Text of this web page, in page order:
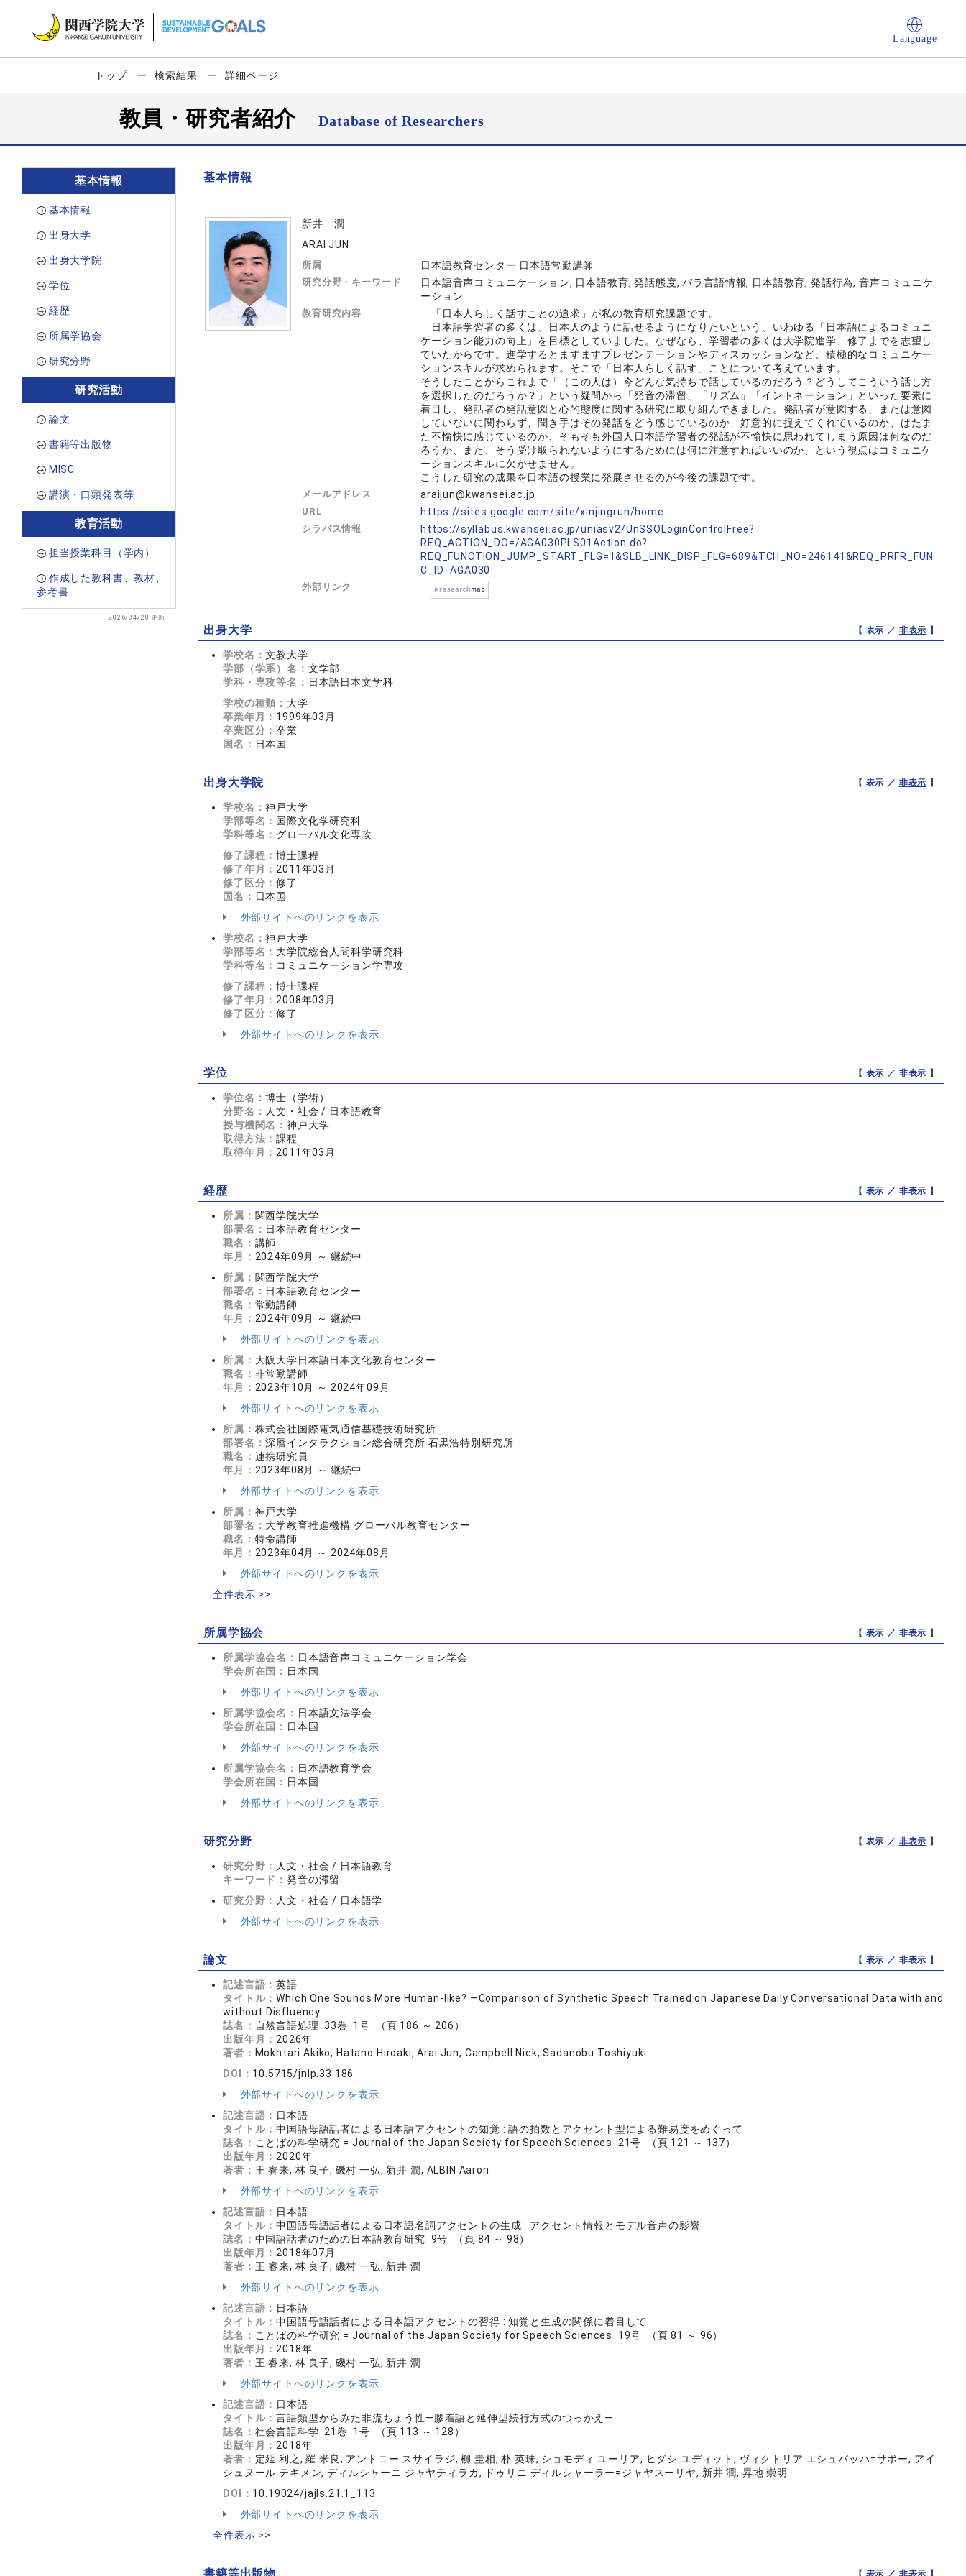
Language
トップ 検索結果 詳細ページ
教員・研究者紹介Database of Researchers
基本情報
基本情報
出身大学
出身大学院
学位
経歴
所属学協会
研究分野
研究活動
論文
書籍等出版物
MISC
講演・口頭発表等
教育活動
担当授業科目（学内）
作成した教科書、教材、
参考書
2026/04/20 更新
基本情報
新井 潤
ARAI JUN
所属 日本語教育センター 日本語常勤講師
研究分野・キーワード
日本語音声コミュニケーション, 日本語教育, 発話態度, パラ言語情報, 日本語教育, 発話行為, 音声コミュニケ
ーション
教育研究内容
「日本人らしく話すことの追求」が私の教育研究課題です。
日本語学習者の多くは、日本人のように話せるようになりたいという、いわゆる「日本語によるコミュニ
ケーション能力の向上」を目標としていました。なぜなら、学習者の多くは大学院進学、修了までを志望し
ていたからです。進学するとますますプレゼンテーションやディスカッションなど、積極的なコミュニケー
ションスキルが求められます。そこで「日本人らしく話す」ことについて考えています。
そうしたことからこれまで「（この人は）今どんな気持ちで話しているのだろう？どうしてこういう話し方
を選択したのだろうか？」という疑問から「発音の滞留」「リズム」「イントネーション」といった要素に
着目し、発話者の発話意図と心的態度に関する研究に取り組んできました。発話者が意図する、または意図
していないに関わらず、聞き手はその発話をどう感じているのか、好意的に捉えてくれているのか、はたま
た不愉快に感じているのか、そもそも外国人日本語学習者の発話が不愉快に思われてしまう原因は何なのだ
ろうか、また、そう受け取られないようにするためには何に注意すればいいのか、という視点はコミュニケ
ーションスキルに欠かせません。
こうした研究の成果を日本語の授業に発展させるのが今後の課題です。
メールアドレス araijun@kwansei.ac.jp
URL https://sites.google.com/site/xinjingrun/home
シラバス情報
https://syllabus.kwansei.ac.jp/uniasv2/UnSSOLoginControlFree?
REQ_ACTION_DO=/AGA030PLS01Action.do?
REQ_FUNCTION_JUMP_START_FLG=1&SLB_LINK_DISP_FLG=689&TCH_NO=246141&REQ_PRFR_FUN
C_ID=AGA030
外部リンク
出身大学 【 表示 ／ 非表示 】
学校名：文教大学
学部（学系）名： 文学部
学科・専攻等名： 日本語日本文学科
学校の種類： 大学
卒業年月： 1999年03月
卒業区分：卒業
国名： 日本国
出身大学院 【 表示 ／ 非表示 】
学校名：神戸大学
学部等名： 国際文化学研究科
学科等名： グローバル文化専攻
修了課程：博士課程
修了年月： 2011年03月
修了区分：修了
国名： 日本国
外部サイトへのリンクを表示
学校名：神戸大学
学部等名： 大学院総合人間科学研究科
学科等名： コミュニケーション学専攻
修了課程：博士課程
修了年月： 2008年03月
修了区分：修了
外部サイトへのリンクを表示
学位 【 表示 ／ 非表示 】
学位名：博士（学術）
分野名： 人文・社会 / 日本語教育
授与機関名：神戸大学
取得方法：課程
取得年月： 2011年03月
経歴 【 表示 ／ 非表示 】
所属： 関西学院大学
部署名： 日本語教育センター
職名： 講師
年月： 2024年09月 ～ 継続中
所属： 関西学院大学
部署名： 日本語教育センター
職名： 常勤講師
年月： 2024年09月 ～ 継続中
外部サイトへのリンクを表示
所属： 大阪大学日本語日本文化教育センター
職名： 非常勤講師
年月： 2023年10月 ～ 2024年09月
外部サイトへのリンクを表示
所属： 株式会社国際電気通信基礎技術研究所
部署名：深層インタラクション総合研究所 石黒浩特別研究所
職名： 連携研究員
年月： 2023年08月 ～ 継続中
外部サイトへのリンクを表示
所属： 神戸大学
部署名： 大学教育推進機構 グローバル教育センター
職名： 特命講師
年月： 2023年04月 ～ 2024年08月
外部サイトへのリンクを表示
全件表示 >>
所属学協会 【 表示 ／ 非表示 】
所属学協会名： 日本語音声コミュニケーション学会
学会所在国： 日本国
外部サイトへのリンクを表示
所属学協会名： 日本語文法学会
学会所在国： 日本国
外部サイトへのリンクを表示
所属学協会名： 日本語教育学会
学会所在国： 日本国
外部サイトへのリンクを表示
研究分野 【 表示 ／ 非表示 】
研究分野： 人文・社会 / 日本語教育
キーワード：発音の滞留
研究分野： 人文・社会 / 日本語学
外部サイトへのリンクを表示
論文 【 表示 ／ 非表示 】
記述言語：英語
タイトル：Which One Sounds More Human-like? —Comparison of Synthetic Speech Trained on Japanese Daily Conversational Data with and
without Disfluency
誌名： 自然言語処理 33巻 1号 （頁 186 ～ 206）
出版年月： 2026年
著者： Mokhtari Akiko, Hatano Hiroaki, Arai Jun, Campbell Nick, Sadanobu Toshiyuki
DOI： 10.5715/jnlp.33.186
外部サイトへのリンクを表示
記述言語： 日本語
タイトル：中国語母語話者による日本語アクセントの知覚 : 語の拍数とアクセント型による難易度をめぐって
誌名： ことばの科学研究 = Journal of the Japan Society for Speech Sciences 21号 （頁 121 ～ 137）
出版年月： 2020年
著者： 王 睿来, 林 良子, 磯村 一弘, 新井 潤, ALBIN Aaron
外部サイトへのリンクを表示
記述言語： 日本語
タイトル：中国語母語話者による日本語名詞アクセントの生成 : アクセント情報とモデル音声の影響
誌名： 中国語話者のための日本語教育研究 9号 （頁 84 ～ 98）
出版年月： 2018年07月
著者： 王 睿来, 林 良子, 磯村 一弘, 新井 潤
外部サイトへのリンクを表示
記述言語： 日本語
タイトル：中国語母語話者による日本語アクセントの習得 : 知覚と生成の関係に着目して
誌名： ことばの科学研究 = Journal of the Japan Society for Speech Sciences 19号 （頁 81 ～ 96）
出版年月： 2018年
著者： 王 睿来, 林 良子, 磯村 一弘, 新井 潤
外部サイトへのリンクを表示
記述言語： 日本語
タイトル：言語類型からみた非流ちょう性―膠着語と延伸型続行方式のつっかえ―
誌名： 社会言語科学 21巻 1号 （頁 113 ～ 128）
出版年月： 2018年
著者： 定延 利之, 羅 米良, アントニー スサイラジ, 柳 圭相, 朴 英珠, ショモディ ユーリア, ヒダシ ユディット, ヴィクトリア エシュバッハ=サボー, アイ
シュヌール テキメン, ディルシャーニ ジャヤティラカ, ドゥリニ ディルシャーラー=ジャヤスーリヤ, 新井 潤, 昇地 崇明
DOI： 10.19024/jajls.21.1_113
外部サイトへのリンクを表示
全件表示 >>
書籍等出版物 【 表示 ／ 非表示 】